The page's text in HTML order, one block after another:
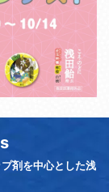
剤を中心とした浅